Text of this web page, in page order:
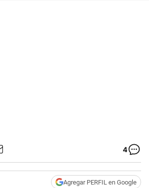
4
Agregar PERFIL en Google